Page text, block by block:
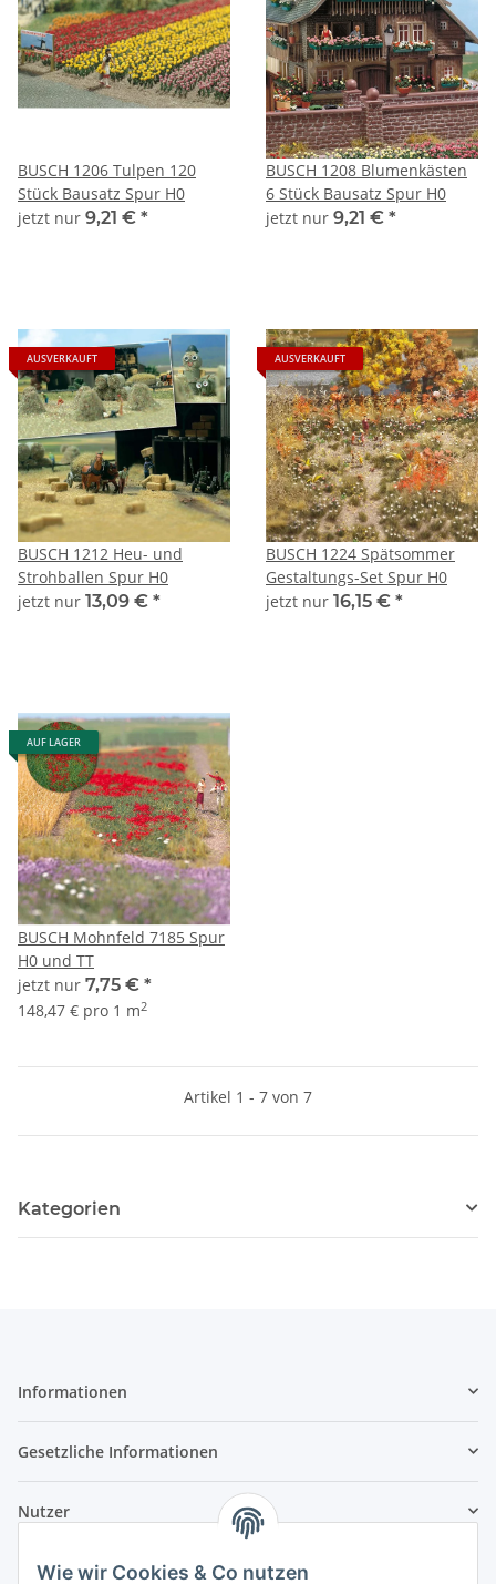
Wie wir Cookies & Co nutzen
BUSCH 1206 Tulpen 120
Stück Bausatz Spur H0
jetzt nur 9,21 € *
BUSCH 1208 Blumenkästen
6 Stück Bausatz Spur H0
jetzt nur 9,21 € *
AUSVERKAUFT
BUSCH 1212 Heu- und
Strohballen Spur H0
jetzt nur 13,09 € *
AUSVERKAUFT
BUSCH 1224 Spätsommer
Gestaltungs-Set Spur H0
jetzt nur 16,15 € *
AUF LAGER
BUSCH Mohnfeld 7185 Spur
H0 und TT
jetzt nur 7,75 € *
148,47 € pro 1 m2
Artikel 1 - 7 von 7
Kategorien
Informationen
Gesetzliche Informationen
Nutzer